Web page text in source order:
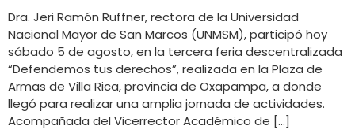
Dra. Jeri Ramón Ruffner, rectora de la Universidad
Nacional Mayor de San Marcos (UNMSM), participó hoy
sábado 5 de agosto, en la tercera feria descentralizada
“Defendemos tus derechos”, realizada en la Plaza de
Armas de Villa Rica, provincia de Oxapampa, a donde
llegó para realizar una amplia jornada de actividades.
Acompañada del Vicerrector Académico de […]